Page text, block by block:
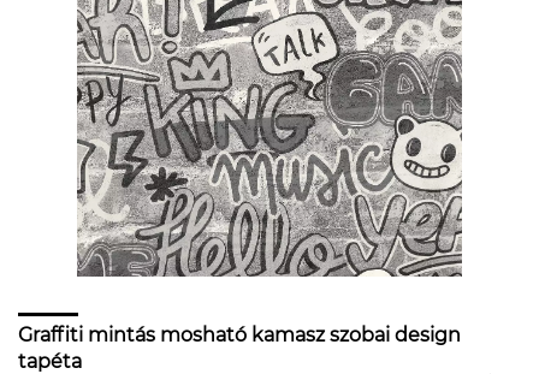
Graffiti mintás mosható kamasz szobai design
tapéta